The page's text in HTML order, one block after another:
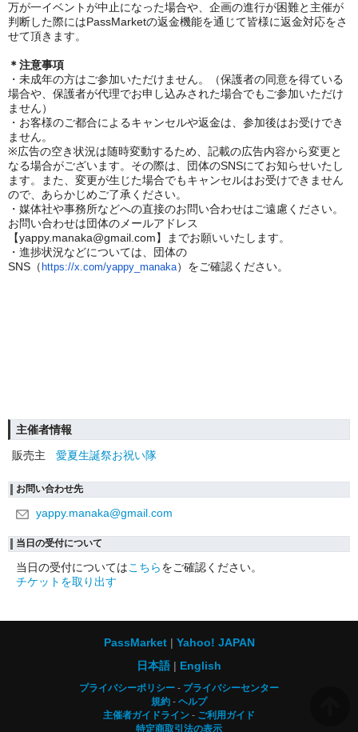
万が一イベントが中止になった場合や、企画の進行が困難と主催が
判断した際にはPassMarketの返金機能を通じて皆様に返金対応をさ
せて頂きます。
＊注意事項
・未成年の方はご参加いただけません。（保護者の同意を得ている
場合や、保護者が代理でお申し込みされた場合でもご参加いただけ
ません）
・お客様のご都合によるキャンセルや返金は、参加後はお受けでき
ません。
※広告の空き状況は随時変動するため、記載の広告内容から変更と
なる場合がございます。その際は、団体のSNSにてお知らせいたし
ます。また、変更が生じた場合でもキャンセルはお受けできません
ので、あらかじめご了承ください。
・媒体社や事務所などへの直接のお問い合わせはご遠慮ください。
お問い合わせは団体のメールアドレス
【yappy.manaka@gmail.com】までお願いいたします。
・進捗状況などについては、団体の
SNS（ https://x.com/yappy_manaka）をご確認ください。
主催者情報
販売主
愛夏生誕祭お祝い隊
お問い合わせ先
yappy.manaka@gmail.com
当日の受付について
当日の受付についてはこちらをご確認ください。
チケットを取り出す
PassMarket
Yahoo! JAPAN
日本語
English
プライバシーポリシー
プライバシーセンター
規約
ヘルプ
主催者ガイドライン
ご利用ガイド
特定商取引法の表示